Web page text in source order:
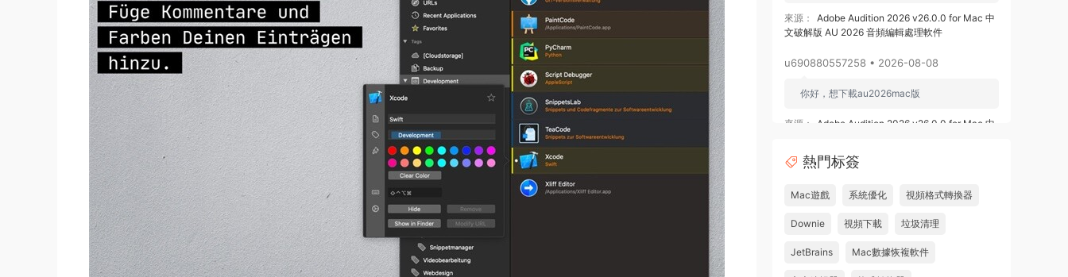
來源：
Adobe Audition 2026 v26.0.0 for Mac 中
文破解版 AU 2026 音頻編輯處理軟件
u690880557258 • 2026-08-08
你好，想下載au2026mac版
來源：
Adobe Audition 2026 v26.0.0 for Mac 中
u878525109508 • 2026-08-08
求 ishot pro 2.6.8破解版
來源： 求檔區
熱門标簽
Mac遊戲 系統優化 視頻格式轉換器
Downie 視頻下載 垃圾清理
JetBrains Mac數據恢複軟件